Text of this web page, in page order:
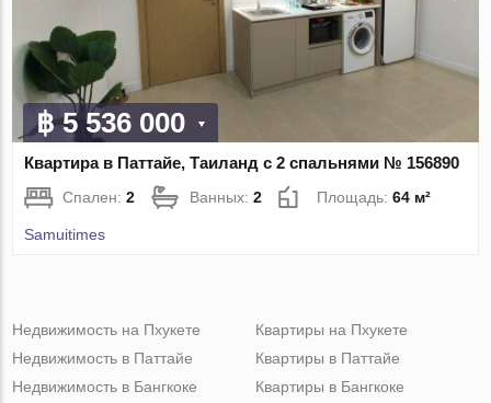
฿ 5 536 000
Квартира в Паттайе, Таиланд с 2 спальнями № 156890
Спален:2 Ванных:2 Площадь:64 м²
Samuitimes
Недвижимость на Пхукете
Недвижимость в Паттайе
Недвижимость в Бангкоке
Квартиры на Пхукете
Квартиры в Паттайе
Квартиры в Бангкоке